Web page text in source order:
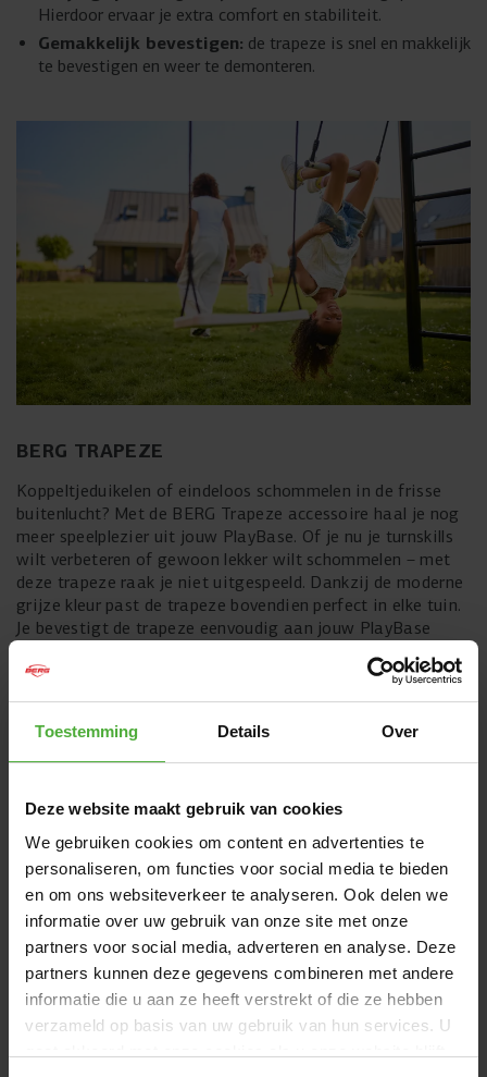
Toestemming Details Over
Deze website maakt gebruik van cookies
We gebruiken cookies om content en advertenties te
personaliseren, om functies voor social media te bieden
en om ons websiteverkeer te analyseren. Ook delen we
informatie over uw gebruik van onze site met onze
partners voor social media, adverteren en analyse. Deze
partners kunnen deze gegevens combineren met andere
informatie die u aan ze heeft verstrekt of die ze hebben
verzameld op basis van uw gebruik van hun services. U
Hierdoor ervaar je extra comfort en stabiliteit.
Gemakkelijk bevestigen: de trapeze is snel en makkelijk
te bevestigen en weer te demonteren.
BERG TRAPEZE
Koppeltjeduikelen of eindeloos schommelen in de frisse
buitenlucht? Met de BERG Trapeze accessoire haal je nog
meer speelplezier uit jouw PlayBase. Of je nu je turnskills
wilt verbeteren of gewoon lekker wilt schommelen – met
deze trapeze raak je niet uitgespeeld. Dankzij de moderne
grijze kleur past de trapeze bovendien perfect in elke tuin.
Je bevestigt de trapeze eenvoudig aan jouw PlayBase
speeltoestel? Ook dan kun je kiezen voor de schommels
Let op:De karabijnhaken zijn niet inbegrepen bij dit losse
accessoire. Ze zijn standaard inbegrepen bij een BERG
AFMETINGEN EN DETAILS
Product naam BERG Trapeze
Artikelnummer 20.21.10.00
Bekijk alle afmetingen en details
VAAK SAMEN GEKOCHT MET